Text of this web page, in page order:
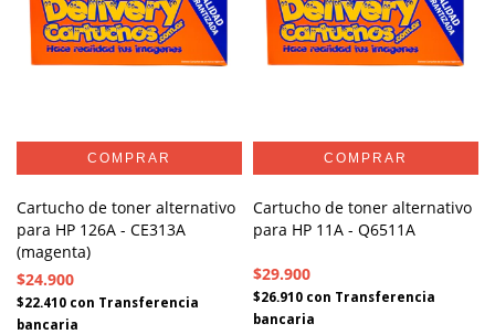
Cartucho de toner alternativo
para HP 126A - CE313A
(magenta)
$24.900
$22.410 con Transferencia
bancaria
Cartucho de toner alternativo
para HP 11A - Q6511A
$29.900
$26.910 con Transferencia
bancaria